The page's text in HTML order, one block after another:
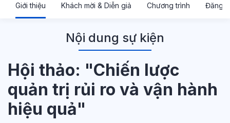
Giới thiệu Khách mời & Diễn giả Chương trình Đăng
Nội dung sự kiện
Hội thảo: "Chiến lược
quản trị rủi ro và vận hành
hiệu quả"